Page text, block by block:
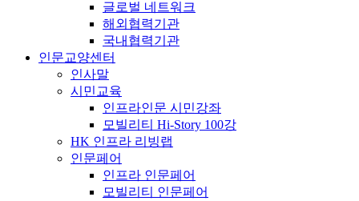
글로벌 네트워크
해외협력기관
국내협력기관
인문교양센터
인사말
시민교육
인프라인문 시민강좌
모빌리티 Hi-Story 100강
HK 인프라 리빙랩
인문페어
인프라 인문페어
모빌리티 인문페어